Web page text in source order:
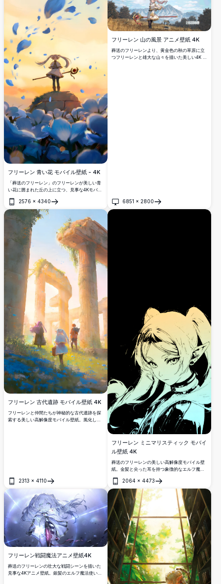
フリーレン 青い花 モバイル壁紙 - 4K
「葬送のフリーレン」のフリーレンが美しい青
い花に囲まれた丘の上に立つ、見事な4Kモバイ
びらを背景に、杖を持つエルフの魔法使いが描
かれた静謐なシーンは、スマートフォンの画面
に最適な魔法的で平和な雰囲気を作り出しま
2576 × 4340
開く
フリーレン 山の風景 アニメ壁紙 4K
葬送のフリーレンより、黄金色の秋の草原に立
つフリーレンと雄大な山々を描いた美しい4K ア
6851 × 2800
開く
フリーレン 古代遺跡 モバイル壁紙 4K
フリーレンと仲間たちが神秘的な古代遺跡を探
索する美しい高解像度モバイル壁紙。風化した
2313 × 4110
開く
フリーレン ミニマリスティック モバイ
ル壁紙 4K
葬送のフリーレンの美しい高解像度モバイル壁
紙。金髪と尖った耳を持つ象徴的なエルフ魔法
されたドラマチックな黒背景に配したミニマリ
スティックなデザイン。クリーンでアーティス
ティックなスマホ背景を求めるアニメ愛好家に
最適です。
2064 × 4473
開く
フリーレン戦闘魔法アニメ壁紙4K
葬送のフリーレンの壮大な戦闘シーンを描いた
見事な4Kアニメ壁紙。銀髪のエルフ魔法使いフ